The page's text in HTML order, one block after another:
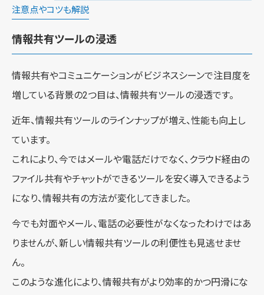
注意点やコツも解説
情報共有ツールの浸透
情報共有やコミュニケーションがビジネスシーンで注目度を
増している背景の2つ目は、情報共有ツールの浸透です。
近年、情報共有ツールのラインナップが増え、性能も向上し
ています。
これにより、今ではメールや電話だけでなく、クラウド経由の
ファイル共有やチャットができるツールを安く導入できるよう
になり、情報共有の方法が変化してきました。
今でも対面やメール、電話の必要性がなくなったわけではあ
りませんが、新しい情報共有ツールの利便性も見逃せませ
ん。
このような進化により、情報共有がより効率的かつ円滑にな